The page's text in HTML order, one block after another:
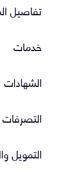
تفاصيل
خدمات
الشهادات
التصرفات
التمويل